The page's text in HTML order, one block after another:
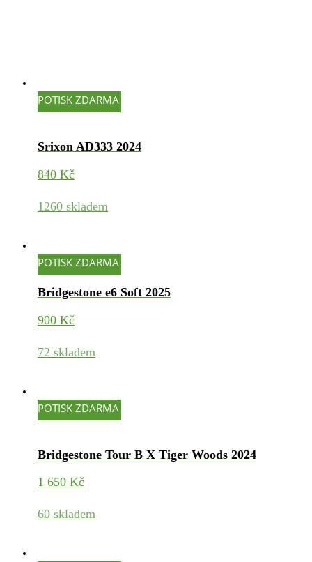
POTISK ZDARMA
Srixon AD333 2024
840 Kč
1260 skladem
POTISK ZDARMA
Bridgestone e6 Soft 2025
900 Kč
72 skladem
POTISK ZDARMA
Bridgestone Tour B X Tiger Woods 2024
1 650 Kč
60 skladem